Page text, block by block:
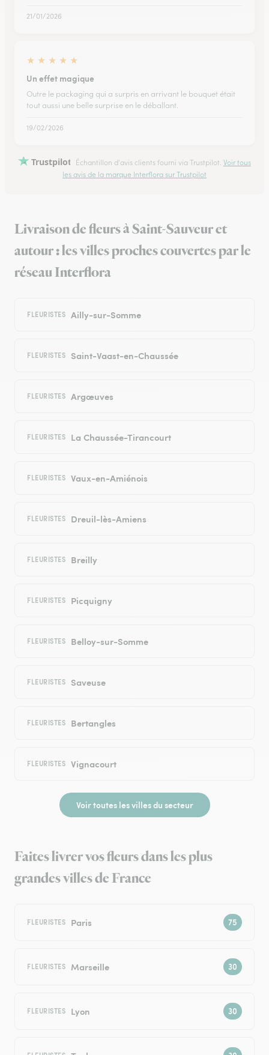
21/01/2026
★ ★ ★ ★ ★
Un effet magique
Outre le packaging qui a surpris en arrivant le bouquet était
tout aussi une belle surprise en le déballant.
19/02/2026
Trustpilot Échantillon d'avis clients fourni via Trustpilot. Voir tous
les avis de la marque Interflora sur Trustpilot
Livraison de fleurs à Saint-Sauveur et
autour : les villes proches couvertes par le
réseau Interflora
FLEURISTES Ailly-sur-Somme
FLEURISTES Saint-Vaast-en-Chaussée
FLEURISTES Argœuves
FLEURISTES La Chaussée-Tirancourt
FLEURISTES Vaux-en-Amiénois
FLEURISTES Dreuil-lès-Amiens
FLEURISTES Breilly
FLEURISTES Picquigny
FLEURISTES Belloy-sur-Somme
FLEURISTES Saveuse
FLEURISTES Bertangles
FLEURISTES Vignacourt
Voir toutes les villes du secteur
Faites livrer vos fleurs dans les plus
grandes villes de France
FLEURISTES Paris
FLEURISTES Marseille
FLEURISTES Lyon